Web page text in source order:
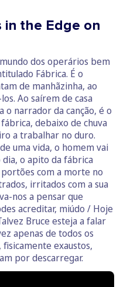
the Edge on
dos operários bem
Fábrica. É o
de manhãzinha, ao
Ao saírem de casa
o narrador da canção, é o
debaixo de chuva
a trabalhar no duro.
uma vida, o homem vai
o apito da fábrica
com a morte no
irritados com a sua
nos a pensar que
acreditar, miúdo / Hoje
Bruce esteja a falar
apenas de todos os
exaustos,
por descarregar.